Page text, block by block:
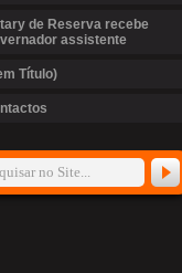
de Reserva recebe
assistente
Título)